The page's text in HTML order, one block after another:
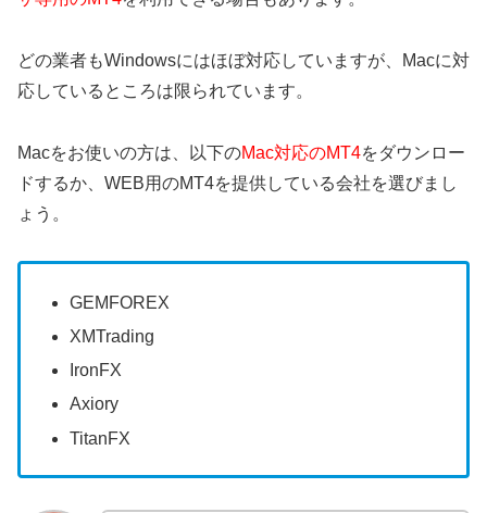
どの業者もWindowsにはほぼ対応していますが、Macに対
応しているところは限られています。
Macをお使いの方は、以下のMac対応のMT4をダウンロー
ドするか、WEB用のMT4を提供している会社を選びまし
ょう。
GEMFOREX
XMTrading
IronFX
Axiory
TitanFX